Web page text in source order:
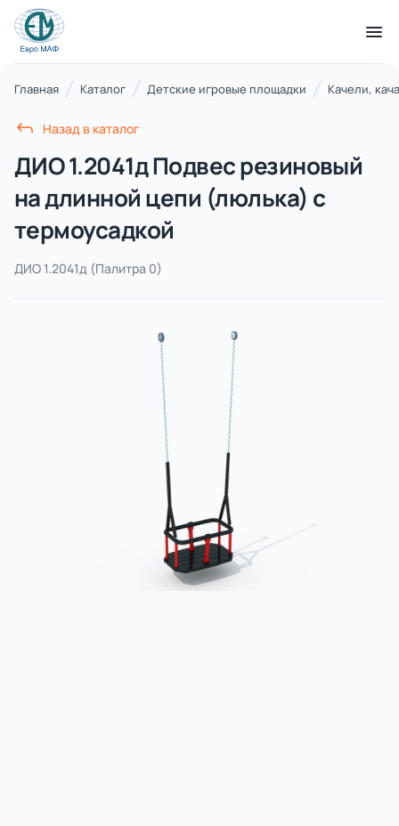
КАТАЛОГ ТОВАРОВ
21 категория
Благоустройство территорий
17 категорий
Комплексы для лазания
Главная Каталог Детские игровые площадки Качели,
Назад в каталог
ДИО 1.2041д Подвес резиновый
на длинной цепи (люлька) с
термоусадкой
ДИО 1.2041д (Палитра 0)